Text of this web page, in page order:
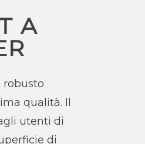
A
robusto
qualità. Il
utenti di
di